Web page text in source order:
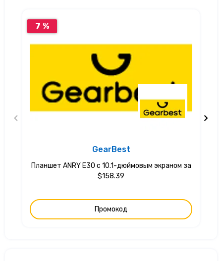
7 %
GearBest
Планшет ANRY E30 с 10.1-дюймовым экраном за
$158.39
Промокод